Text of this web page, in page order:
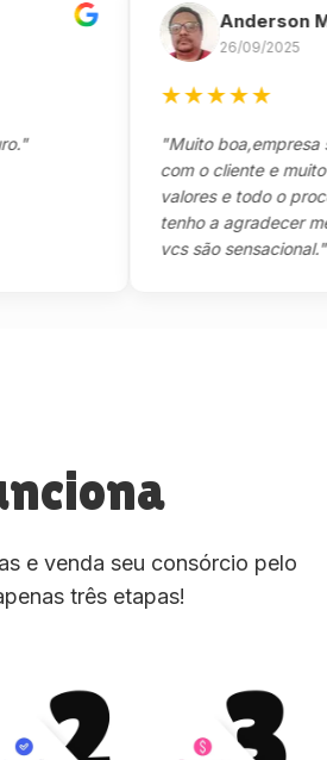
Anderson
26/09/2025
★★★
"Muito boa,empresa séria
com o cliente e muito
valores e todo o processo
tenho a agradecer
vcs são sensacional."
e venda seu consórcio pelo
três etapas!